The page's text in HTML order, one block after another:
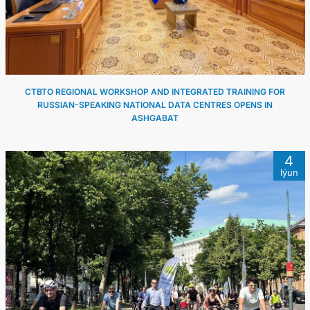
ARAGATNAŞYK
CTBTO REGIONAL WORKSHOP AND INTEGRATED TRAINING FOR
RUSSIAN-SPEAKING NATIONAL DATA CENTRES OPENS IN
ASHGABAT
4
Iýun